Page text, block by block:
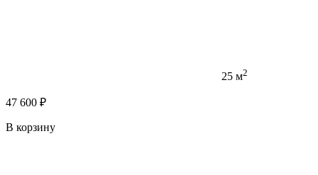
25 м2
47 600 ₽
В корзину